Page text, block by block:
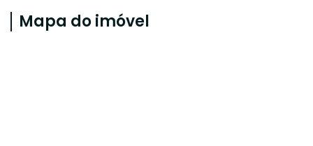
Mapa do imóvel